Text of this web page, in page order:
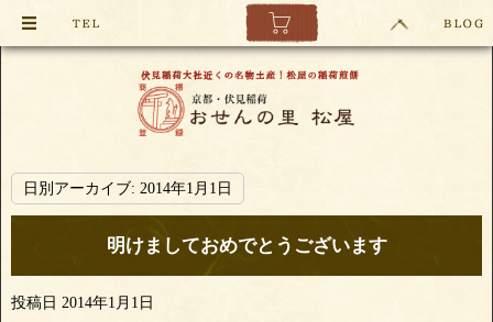
日別アーカイブ: 2014年1月1日
明けましておめでとうございます
投稿日 2014年1月1日